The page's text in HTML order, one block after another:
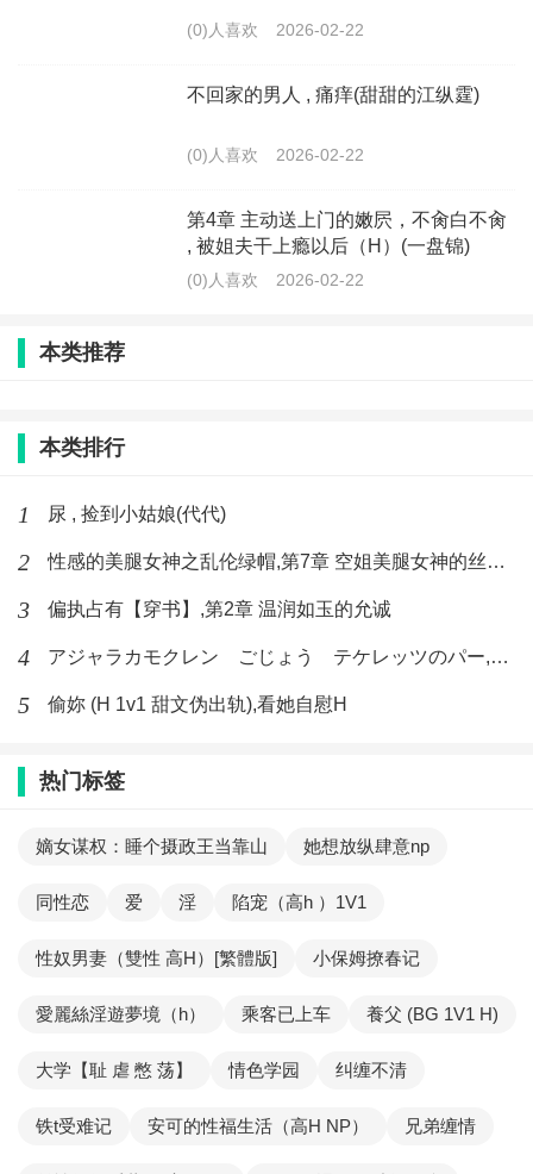
(0)人喜欢 2026-02-22
不回家的男人 , 痛痒(甜甜的江纵霆)
(0)人喜欢 2026-02-22
第4章 主动送上门的嫩屄，不肏白不肏
, 被姐夫干上瘾以后（H）(一盘锦)
(0)人喜欢 2026-02-22
本类推荐
本类排行
1 尿 , 捡到小姑娘(代代)
2 性感的美腿女神之乱伦绿帽,第7章 空姐美腿女神的丝袜足交
3 偏执占有【穿书】,第2章 温润如玉的允诚
4 アジャラカモクレン ごじょう テケレッツのパー,【No. 42 Rube Goldberg Machine】十四
5 偷妳 (H 1v1 甜文伪出轨),看她自慰H
热门标签
嫡女谋权：睡个摄政王当靠山 她想放纵肆意np
同性恋 爱 淫 陷宠（高h ）1V1
性奴男妻（雙性 高H）[繁體版] 小保姆撩春记
愛麗絲淫遊夢境（h） 乘客已上车 養父 (BG 1V1 H)
大学【耻 虐 憋 荡】 情色学园 纠缠不清
铁t受难记 安可的性福生活（高H NP） 兄弟缠情